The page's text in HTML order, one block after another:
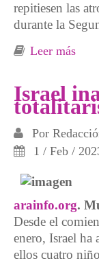
repitiesen las
durante la
Leer más
Israel
Por
1 / Feb /
arainfo.org.
Desde el
enero, Israel ha
ellos cuatro